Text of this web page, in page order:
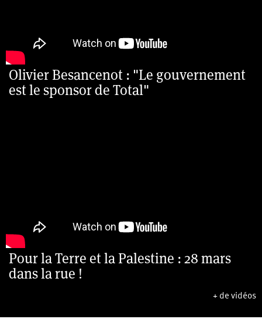
Olivier Besancenot : "Le gouvernement
est le sponsor de Total"
Pour la Terre et la Palestine : 28 mars
dans la rue !
+ de vidéos